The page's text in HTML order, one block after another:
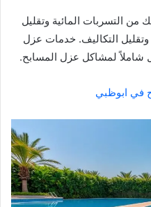
التسربات المائية وتقليل
وتقليل التكاليف. خدمات عزل
شاملاً لمشاكل عزل المسابح.
في ابوظبي